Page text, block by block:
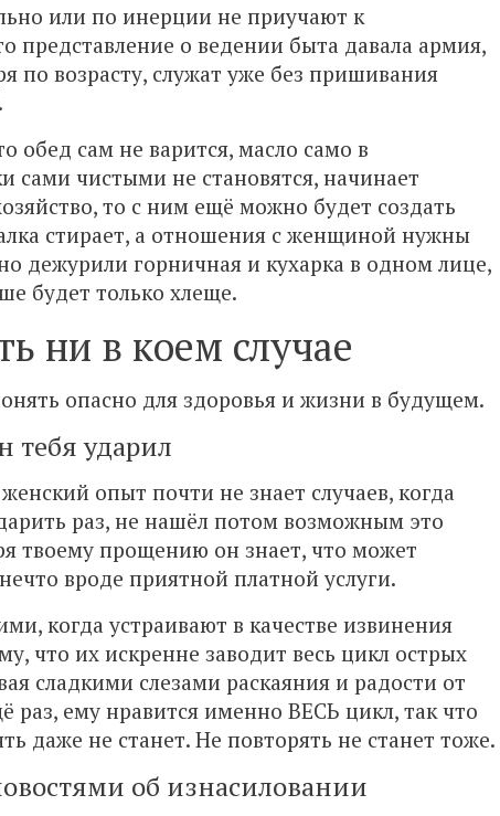
или по инерции не приучают к
представление о ведении быта давала армия,
по возрасту, служат уже без пришивания
обед сам не варится, масло само в
сами чистыми не становятся, начинает
то с ним ещё можно будет создать
стирает, а отношения с женщиной нужны
дежурили горничная и кухарка в одном лице,
будет только хлеще.
ни в коем случае
опасно для здоровья и жизни в будущем.
тебя ударил
опыт почти не знает случаев, когда
раз, не нашёл потом возможным это
твоему прощению он знает, что может
вроде приятной платной услуги.
когда устраивают в качестве извинения
что их искренне заводит весь цикл острых
сладкими слезами раскаяния и радости от
раз, ему нравится именно ВЕСЬ цикл, так что
даже не станет. Не повторять не станет тоже.
об изнасиловании